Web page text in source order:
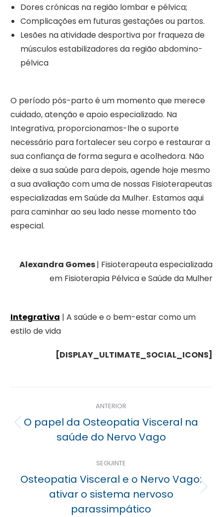
Dores crónicas na região lombar e pélvica;
Complicações em futuras gestações ou partos.
Lesões na atividade desportiva por fraqueza de
músculos estabilizadores da região abdomino-
pélvica
O período pós-parto é um momento que merece
cuidado, atenção e apoio especializado. Na
Integrativa, proporcionamos-lhe o suporte
necessário para fortalecer seu corpo e restaurar a
sua confiança de forma segura e acolhedora. Não
deixe a sua saúde para depois, agende hoje mesmo
a sua avaliação com uma de nossas Fisioterapeutas
especializadas em Saúde da Mulher. Estamos aqui
para caminhar ao seu lado nesse momento tão
especial.
Alexandra Gomes| Fisioterapeuta especializada
em Fisioterapia Pélvica e Saúde da Mulher
Integrativa | A saúde e o bem-estar como um
estilo de vida
[DISPLAY_ULTIMATE_SOCIAL_ICONS]
Navegação
posterior
ANTERIOR
Previous
post:
O papel da Osteopatia Visceral na
saúde do Nervo Vago
SEGUINTE
Próximo
post:
Osteopatia Visceral e o Nervo Vago:
ativar o sistema nervoso
parassimpático